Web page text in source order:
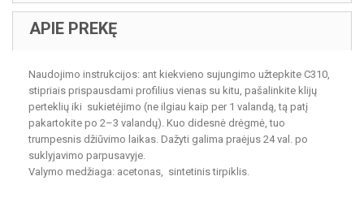
APIE PREKĘ
Naudojimo instrukcijos: ant kiekvieno sujungimo užtepkite C310,
stipriais prispausdami profilius vienas su kitu, pašalinkite klijų
perteklių iki sukietėjimo (ne ilgiau kaip per 1 valandą, tą patį
pakartokite po 2–3 valandų). Kuo didesnė drėgmė, tuo
trumpesnis džiūvimo laikas. Dažyti galima praėjus 24 val. po
suklyjavimo parpusavyje.
Valymo medžiaga: acetonas, sintetinis tirpiklis.